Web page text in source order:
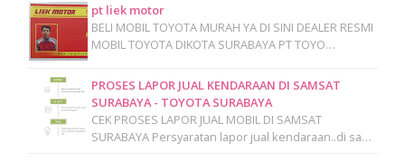
pt liek motor
BELI MOBIL TOYOTA MURAH YA DI SINI DEALER RESMI
MOBIL TOYOTA DIKOTA SURABAYA PT TOYO…
PROSES LAPOR JUAL KENDARAAN DI SAMSAT
SURABAYA - TOYOTA SURABAYA
CEK PROSES LAPOR JUAL MOBIL DI SAMSAT
SURABAYA Persyaratan lapor jual kendaraan..di sa…